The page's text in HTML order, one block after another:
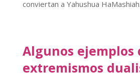
conviertan a Yahushua HaMashiah.
Algunos ejemplos
extremismos